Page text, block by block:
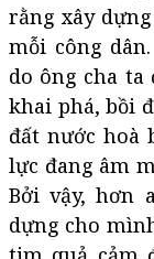
rằng xây
mỗi công
do ông cha ta
khai phá, bồi
đất nước hoà
lực đang âm
Bởi vậy, hơn
dựng cho